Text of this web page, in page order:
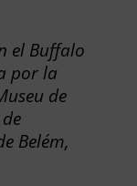
el Buffalo
por la
de
Belém,